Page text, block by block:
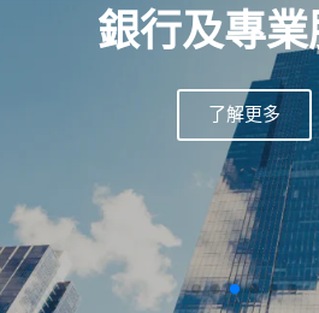
銀行及專
了解更多